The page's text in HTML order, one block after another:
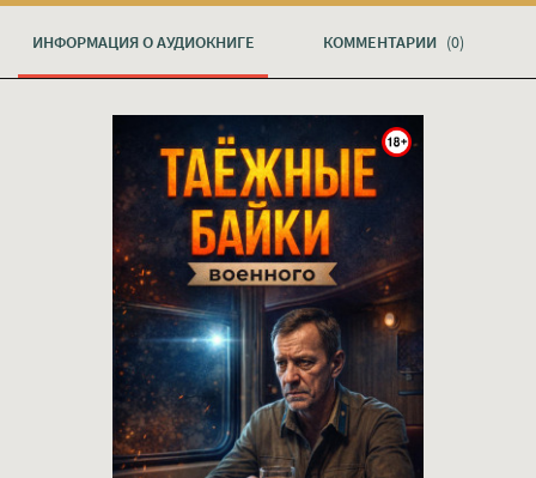
ИНФОРМАЦИЯ О АУДИОКНИГЕ КОММЕНТАРИИ (0)